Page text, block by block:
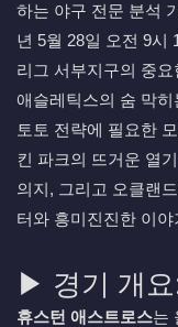
하는 야구 전문 분석
년 5월 28일 오전 9시
리그 서부지구의 중
애슬레틱스의 숨 막
토토 전략에 필요한
킨 파크의 뜨거운 열
의지, 그리고 오클랜
터와 흥미진진한 이
▶ 경기 개요
휴스턴 애스트로스는